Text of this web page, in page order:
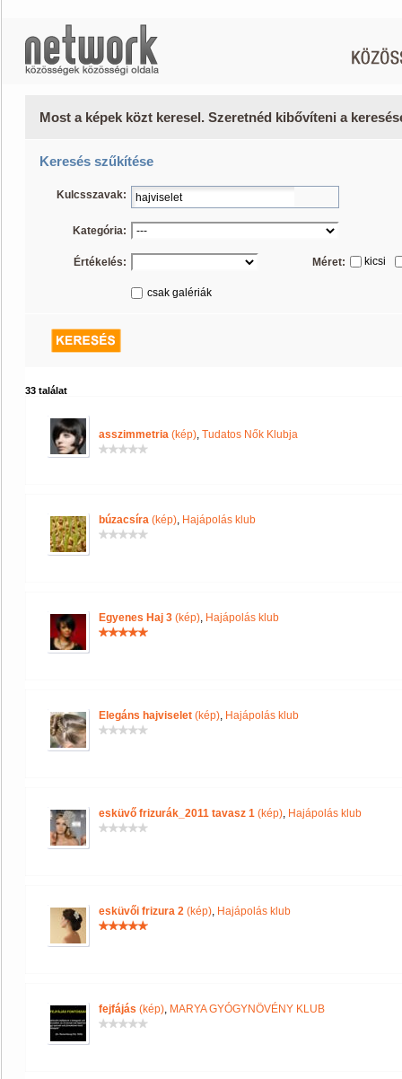
Most a képek közt keresel. Szeretnéd kibővíteni a
Keresés szűkítése
Kulcsszavak:
Kategória:
Értékelés: Méret: kicsi
csak galériák
33 találat
asszimmetria (kép), Tudatos Nők Klubja
búzacsíra (kép), Hajápolás klub
Egyenes Haj 3 (kép), Hajápolás klub
Elegáns hajviselet (kép), Hajápolás klub
esküvő frizurák_2011 tavasz 1 (kép), Hajápolás klub
esküvői frizura 2 (kép), Hajápolás klub
fejfájás (kép), MARYA GYÓGYNÖVÉNY KLUB